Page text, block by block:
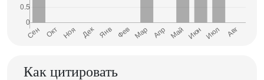
Как цитировать